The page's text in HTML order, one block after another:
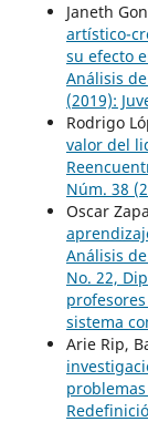
Janeth
artístico-
su efecto
Análisis
(2019):
Rodrigo
valor del
Núm. 38
Oscar
Análisis
No. 22,
sistema
Arie Rip,